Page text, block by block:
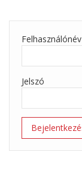
Felhasználónév
Jelszó